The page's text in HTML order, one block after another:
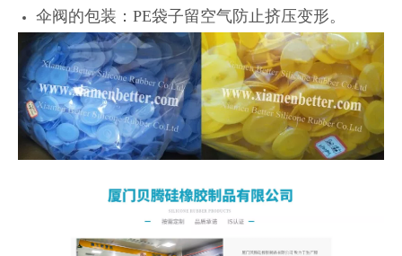
伞阀的包装：PE袋子留空气防止挤压变形。